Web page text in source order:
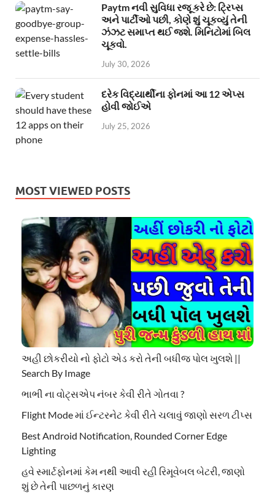
Paytm નવી સુવિધા રજૂ કરે છે: ટ્રિપ્સ
અને પાર્ટીઓ પછી, કોણે શું ચૂકવ્યું તેની
ઝંઝટ સમાપ્ત થઈ જશે. મિનિટોમાં બિલ
ચૂકવો.
July 30, 2026
દરેક વિદ્યાર્થીના ફોનમાં આ 12 એપ્સ
હોવી જોઈએ
July 25, 2026
MOST VIEWED POSTS
અહી છોકરીયો નો ફોટો એડ કરો તેની બધીજ પોલ ખુલશે ||
Search By Image
ભાભી ના વોટ્સએપ નંબર કેવી રીતે ગોતવા ?
Flight Mode માં ઈન્ટરનેટ કેવી રીતે ચલાવું જાણો સરળ ટીપ્સ
Best Android Notification, Rounded Corner Edge
Lighting
હવે સ્માર્ટફોનમાં કેમ નથી આવી રહી રિમૂવેબલ બેટરી, જાણો
શું છે તેની પાછળનું કારણ